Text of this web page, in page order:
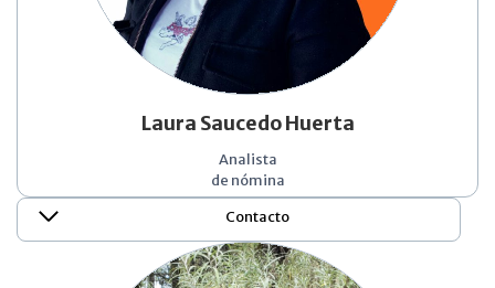
Laura Saucedo Huerta
Analista
de nómina
Contacto